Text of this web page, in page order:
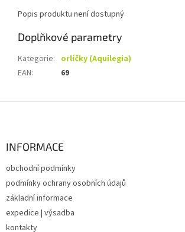
Popis produktu není dostupný
Doplňkové parametry
Kategorie: orlíčky (Aquilegia)
EAN: 69
INFORMACE
obchodní podmínky
podmínky ochrany osobních údajů
základní informace
expedice | výsadba
kontakty